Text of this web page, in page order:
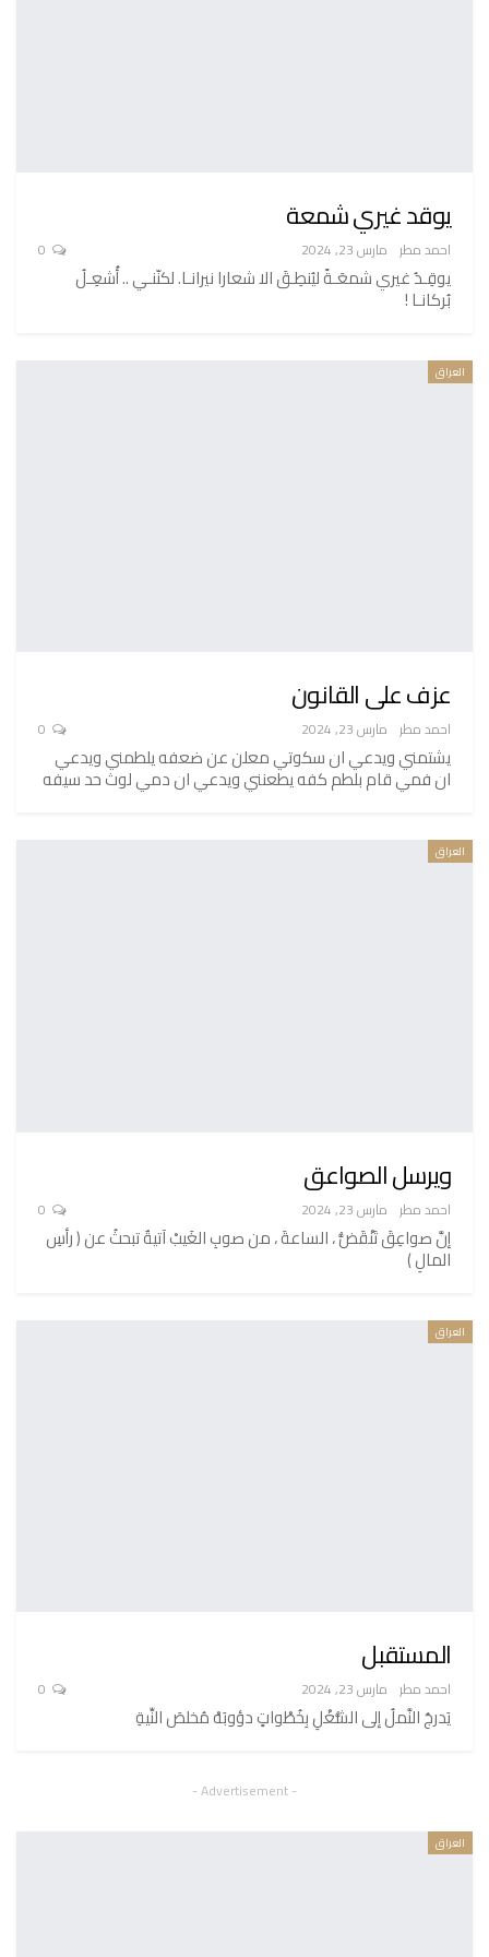
يوقد غيري شمعة
احمد مطر مارس 23, 2024
يوقِـدُ غيري شمعَـةً ليُنطِـقَ الا شعارا نيرانـا. لكنّنـي .. أُشعِـلُ
بُركانـا !
العراق
عزف على القانون
احمد مطر مارس 23, 2024
يشتمني ويدعي ان سكوتي معلن عن ضعفه يلطمني ويدعي
ان فمي قام بلطم كفه يطعنني ويدعي ان دمي لوث حد سيفه
العراق
ويرسل الصواعق
احمد مطر مارس 23, 2024
إنَّ صواعِقَ تَنْقَضُّ ، الساعةَ ، من صوبِ الغَيبْ آتيةٌ تبحثُ عن ( رأسِ
المالِ )
العراق
المستقبل
احمد مطر مارس 23, 2024
يَدرجُ النَّملُ إلى الشُّغْلِ بِخُطْواتٍ دؤوبَهْ مُخلصَ النِّيةِ
- Advertisement -
العراق